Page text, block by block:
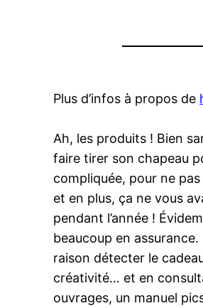
Plus d’infos à propos de
Ah, les produits ! Bien
faire tirer son chapeau
compliquée, pour ne
et en plus, ça ne vous
pendant l’année !
beaucoup en
raison détecter le
créativité… et en
ouvrages, un manuel